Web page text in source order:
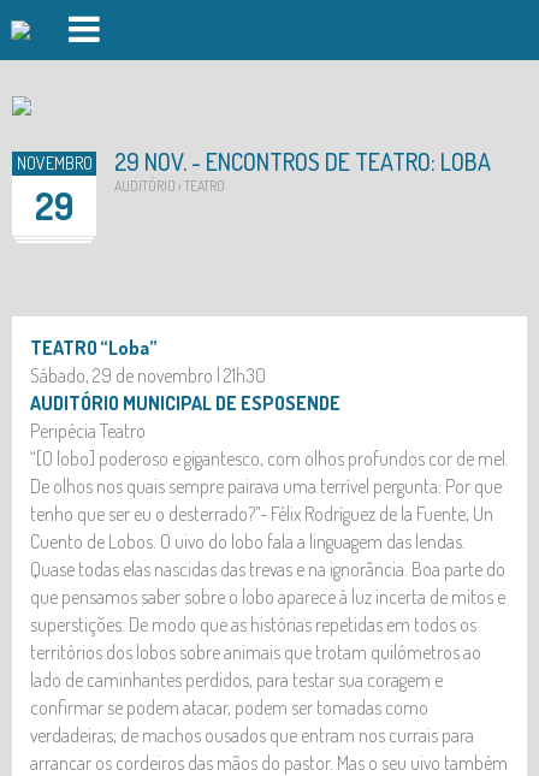
AUDITÓRIO
EVENTOS
LOGIN
NOVEMBRO
29
29 NOV. - ENCONTROS DE TEATRO: LOBA
AUDITÓRIO › TEATRO
TEATRO “Loba”
Sábado, 29 de novembro | 21h30
AUDITÓRIO MUNICIPAL DE ESPOSENDE
Peripécia Teatro
“[O lobo] poderoso e gigantesco, com olhos profundos cor de mel.
De olhos nos quais sempre pairava uma terrível pergunta: Por que
tenho que ser eu o desterrado?”- Félix Rodríguez de la Fuente, Un
Cuento de Lobos. O uivo do lobo fala a linguagem das lendas.
Quase todas elas nascidas das trevas e na ignorância. Boa parte do
que pensamos saber sobre o lobo aparece à luz incerta de mitos e
superstições. De modo que as histórias repetidas em todos os
territórios dos lobos sobre animais que trotam quilómetros ao
lado de caminhantes perdidos, para testar sua coragem e
confirmar se podem atacar, podem ser tomadas como
verdadeiras; de machos ousados que entram nos currais para
arrancar os cordeiros das mãos do pastor. Mas o seu uivo também